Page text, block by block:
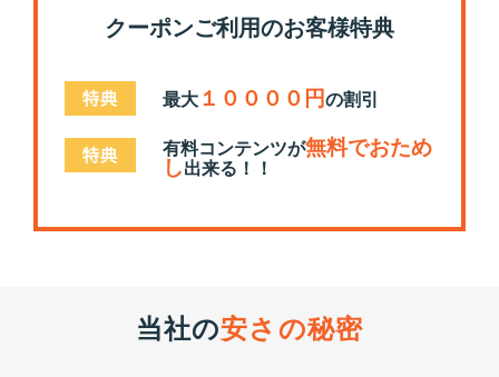
クーポンご利用のお客様特典
最大 １００００円の割引
有料コンテンツが無料でおため
し出来る！！
当社の安さの秘密